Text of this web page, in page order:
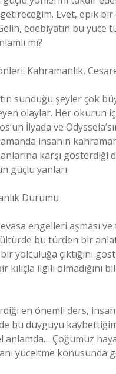
Evet, epik
edebiyatın bu
mı?
Kahramanlık,
sunduğu şeyler çok
olaylar. Her okurun
İlyada ve
insanın
karşı gösterdiği
güçlü yanları.
Durumu
engelleri aşması
bu türden bir
yolculuğa çıktığını
kılıçla ilgili
en önemli ders,
bu duyguyu
anlamda… Çoğumuz
yüceltme konusunda